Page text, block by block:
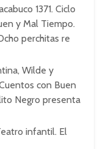
1371. Ciclo
y Mal Tiempo.
perchitas re
Wilde y
con Buen
Negro presenta
infantil. El